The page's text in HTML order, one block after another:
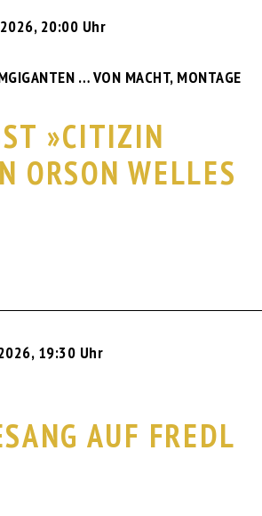
, 20:00 Uhr
… VON MACHT, MONTAGE
»CITIZIN
ORSON WELLES
, 19:30 Uhr
AUF FREDL